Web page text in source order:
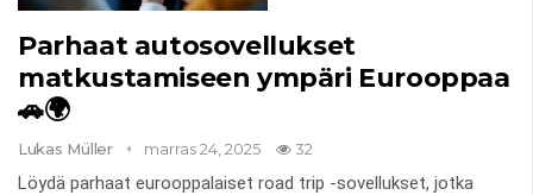
Parhaat autosovellukset
matkustamiseen ympäri Eurooppaa
🚗🌍
Lukas Müller marras 24, 2025 32
Löydä parhaat eurooppalaiset road trip -sovellukset, jotka